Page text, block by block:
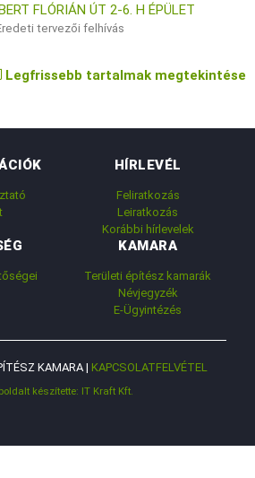
FLÓRIÁN ÚT 2-6. H ÉPÜLET
tervezői felhívás
Legfrissebb tartalmak megtekintése
HÍRLEVÉL
Feliratkozás
Leiratkozás
Korábbi hírlevelek
KAMARA
Területi építész kamarák
Névjegyzék
E-Ügyintézés
KAMARA | KAPCSOLATFELVÉTEL
készítette: IT Kraft Kft.